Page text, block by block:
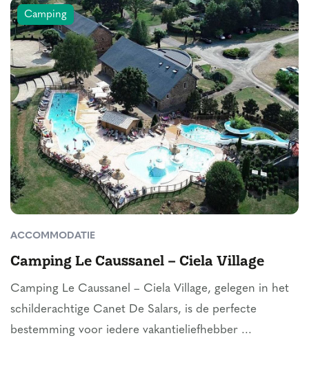
Camping
ACCOMMODATIE
Camping Le Caussanel – Ciela Village
Camping Le Caussanel – Ciela Village, gelegen in het
schilderachtige Canet De Salars, is de perfecte
bestemming voor iedere vakantieliefhebber ...